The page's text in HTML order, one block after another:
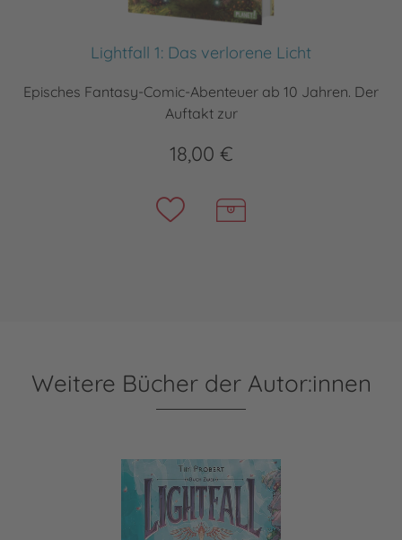
Lightfall 1: Das verlorene Licht
Episches Fantasy-Comic-Abenteuer ab 10 Jahren. Der
Auftakt zur
18,00 €
Weitere Bücher der Autor:innen